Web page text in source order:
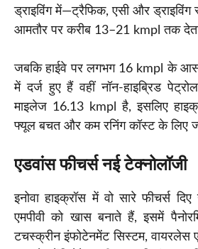
ड्राइविंग में—ट्रैफिक, एसी और
आमतौर पर करीब 13–21 kmpl तक
जबकि हाईवे पर लगभग 16 kmpl के
में दर्ज हुए हैं वहीं नॉन-हाइब्रिड
माइलेज 16.13 kmpl है, इसलिए
फ्यूल बचत और कम रनिंग कॉस्ट के लिए
एडवांस फीचर्स नई टेक्नोलॉजी
इनोवा हाइक्रॉस में वो सारे फीचर्स
एमपीवी को खास बनाते हैं, इसमें
टचस्क्रीन इंफोटेनमेंट सिस्टम, वायरलेस